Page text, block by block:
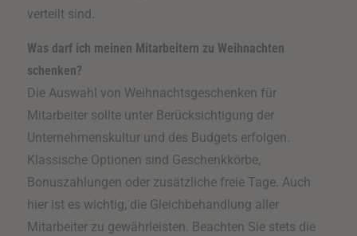
verteilt sind.
Was darf ich meinen Mitarbeitern zu Weihnachten
schenken?
Die Auswahl von Weihnachtsgeschenken für
Mitarbeiter sollte unter Berücksichtigung der
Unternehmenskultur und des Budgets erfolgen.
Klassische Optionen sind Geschenkkörbe,
Bonuszahlungen oder zusätzliche freie Tage. Auch
hier ist es wichtig, die Gleichbehandlung aller
Mitarbeiter zu gewährleisten. Beachten Sie stets die